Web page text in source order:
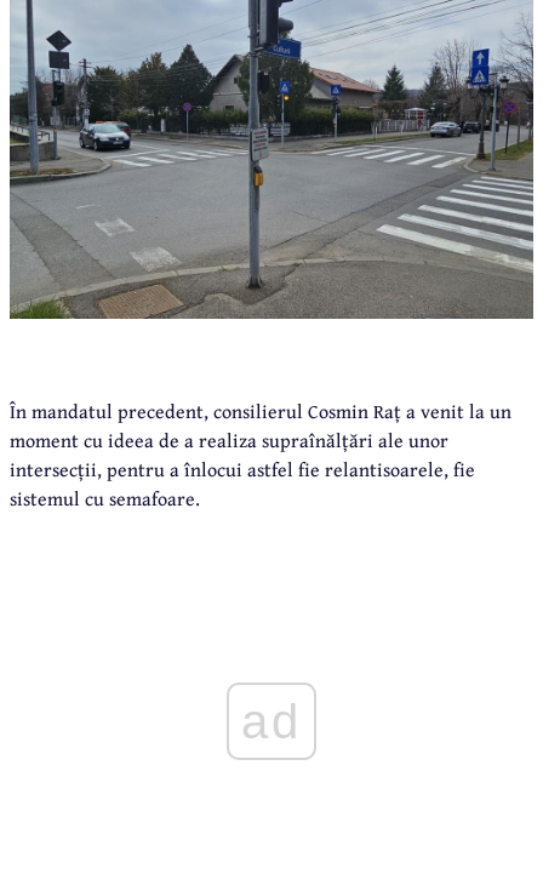
În mandatul precedent, consilierul Cosmin Raț a venit la un
moment cu ideea de a realiza supraînălțări ale unor
intersecții, pentru a înlocui astfel fie relantisoarele, fie
sistemul cu semafoare.
ad